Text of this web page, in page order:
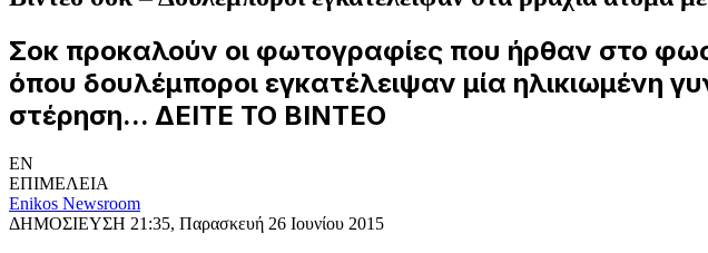
Σοκ προκαλούν οι φωτογραφίες που ήρθαν στο
όπου δουλέμποροι εγκατέλειψαν μία ηλικιωμένη
στέρηση... ΔΕΙΤΕ ΤΟ ΒΙΝΤΕΟ
EN
ΕΠΙΜΕΛΕΙΑ
Enikos Newsroom
ΔΗΜΟΣΙΕΥΣΗ 21:35, Παρασκευή 26 Ιουνίου 2015